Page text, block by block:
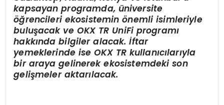
kapsayan programda, üniversite
öğrencileri ekosisteminönemli isimleriyle
buluşacak veOKX TR UniFi programı
hakkında bilgiler alacak. İftar
yemeklerinde ise OKX TR kullanıcılarıyla
bir araya gelinerek ekosistemdeki son
gelişmeler aktarılacak.